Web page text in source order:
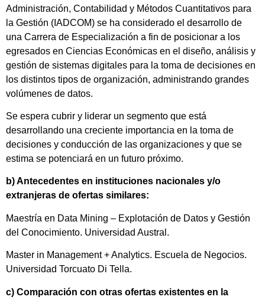
Administración, Contabilidad y Métodos Cuantitativos para
la Gestión (IADCOM) se ha considerado el desarrollo de
una Carrera de Especialización a fin de posicionar a los
egresados en Ciencias Económicas en el diseño, análisis y
gestión de sistemas digitales para la toma de decisiones en
los distintos tipos de organización, administrando grandes
volúmenes de datos.
Se espera cubrir y liderar un segmento que está
desarrollando una creciente importancia en la toma de
decisiones y conducción de las organizaciones y que se
estima se potenciará en un futuro próximo.
b) Antecedentes en instituciones nacionales y/o
extranjeras de ofertas similares:
Maestría en Data Mining – Explotación de Datos y Gestión
del Conocimiento. Universidad Austral.
Master in Management + Analytics. Escuela de Negocios.
Universidad Torcuato Di Tella.
c) Comparación con otras ofertas existentes en la